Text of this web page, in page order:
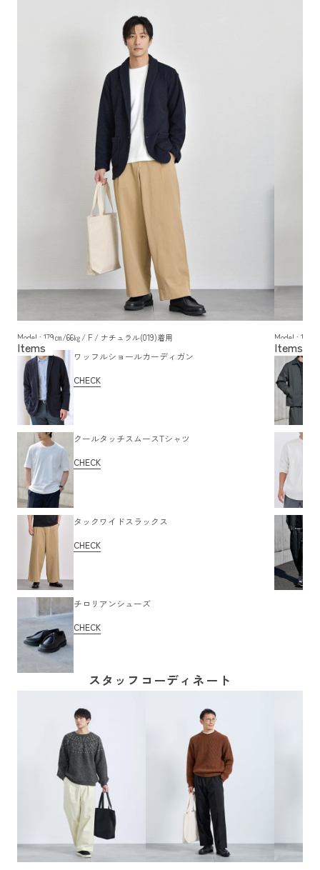
Model : 179㎝/66㎏/ F / ナチュラル(019)着用
ワッフルショールカーディガン
CHECK
クールタッチスムースTシャツ
CHECK
タックワイドスラックス
CHECK
チロリアンシューズ
CHECK
Model : 179
スタッフコーディネート